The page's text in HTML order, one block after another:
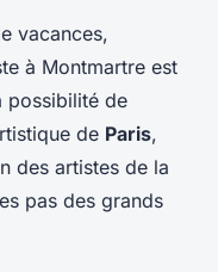
vacances,
à Montmartre est
possibilité de
de Paris,
des artistes de la
pas des grands